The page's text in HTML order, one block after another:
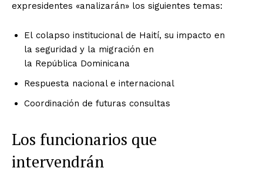
expresidentes «analizarán» los siguientes temas:
El colapso institucional de Haití, su impacto en
la seguridad y la migración en
la República Dominicana
Respuesta nacional e internacional
Coordinación de futuras consultas
Los funcionarios que
intervendrán